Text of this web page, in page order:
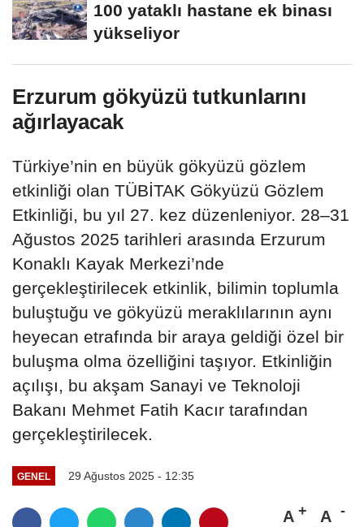
100 yataklı hastane ek binası
yükseliyor
Erzurum gökyüzü tutkunlarını
ağırlayacak
Türkiye’nin en büyük gökyüzü gözlem
etkinliği olan TÜBİTAK Gökyüzü Gözlem
Etkinliği, bu yıl 27. kez düzenleniyor. 28–31
Ağustos 2025 tarihleri arasında Erzurum
Konaklı Kayak Merkezi’nde
gerçekleştirilecek etkinlik, bilimin toplumla
buluştuğu ve gökyüzü meraklılarının aynı
heyecan etrafında bir araya geldiği özel bir
buluşma olma özelliğini taşıyor. Etkinliğin
açılışı, bu akşam Sanayi ve Teknoloji
Bakanı Mehmet Fatih Kacır tarafından
gerçekleştirilecek.
GENEL 29 Ağustos 2025 - 12:35
A A